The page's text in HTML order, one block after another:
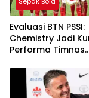
Evaluasi BTN PSSI:
Chemistry Jadi
Performa Timnas
2026